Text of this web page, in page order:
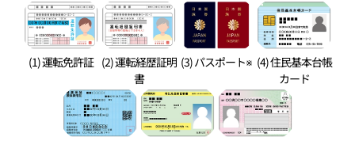
(1) 運転免許証 (2) 運転経歴証明
書
(3) パスポート※ (4) 住民基本台帳
カード